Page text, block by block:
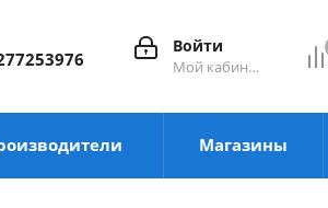
Войти
Мой кабинет
Магазины